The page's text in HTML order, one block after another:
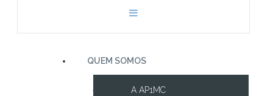
QUEM SOMOS
A AP1MC